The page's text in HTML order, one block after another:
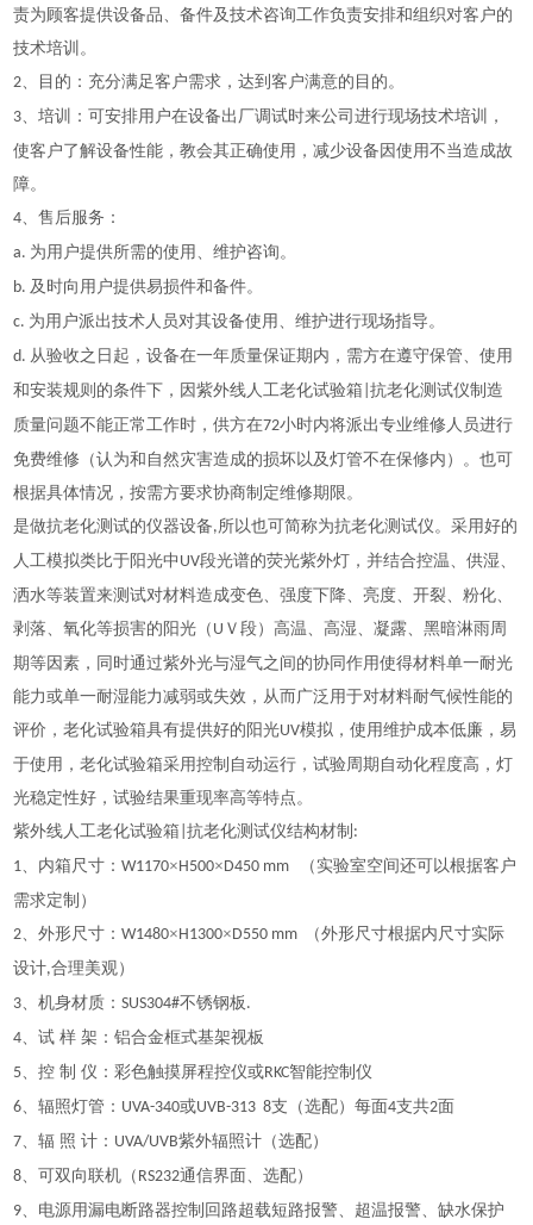
责为顾客提供设备品、备件及技术咨询工作负责安排和组织对客户的
技术培训。
2、目的：充分满足客户需求，达到客户满意的目的。
3、培训：可安排用户在设备出厂调试时来公司进行现场技术培训，
使客户了解设备性能，教会其正确使用，减少设备因使用不当造成故
障。
4、售后服务：
a. 为用户提供所需的使用、维护咨询。
b.及时向用户提供易损件和备件。
c. 为用户派出技术人员对其设备使用、维护进行现场指导。
d.从验收之日起，设备在一年质量保证期内，需方在遵守保管、使用
和安装规则的条件下，因紫外线人工老化试验箱 |抗老化测试仪制造
质量问题不能正常工作时，供方在72小时内将派出专业维修人员进行
免费维修（认为和自然灾害造成的损坏以及灯管不在保修内）。也可
根据具体情况，按需方要求协商制定维修期限。
是做抗老化测试的仪器设备,所以也可简称为抗老化测试仪。采用好的
人工模拟类比于阳光中 UV段光谱的荧光紫外灯，并结合控温、供湿、
洒水等装置来测试对材料造成变色、强度下降、亮度、开裂、粉化、
剥落、氧化等损害的阳光（ U Ｖ段）高温、高湿、凝露、黑暗淋雨周
期等因素，同时通过紫外光与湿气之间的协同作用使得材料单一耐光
能力或单一耐湿能力减弱或失效，从而广泛用于对材料耐气候性能的
评价，老化试验箱具有提供好的阳光UV模拟，使用维护成本低廉，易
于使用，老化试验箱采用控制自动运行，试验周期自动化程度高，灯
光稳定性好，试验结果重现率高等特点。
紫外线人工老化试验箱 |抗老化测试仪结构材制 :
1、内箱尺寸：W1170×H500×D450 mm
（实验室空间还可以根据客户
需求定制）
2、外形尺寸：W1480×H1300×D550 mm
（外形尺寸根据内尺寸实际
设计,合理美观）
3、机身材质：SUS304#不锈钢板 .
4、试 样 架：铝合金框式基架视板
5、控 制 仪：彩色触摸屏程控仪或RKC智能控制仪
6、辐照灯管： UVA-340或UVB-313 8支（选配）每面4支共2面
7、辐 照 计： UVA/UVB紫外辐照计（选配）
8、可双向联机（ RS232通信界面、选配）
9、电源用漏电断路器控制回路超载短路报警、超温报警、缺水保护